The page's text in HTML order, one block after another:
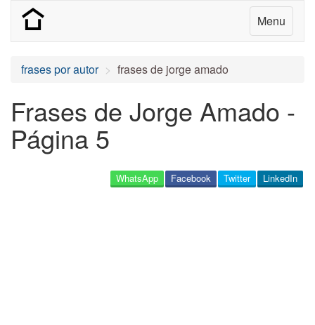
Menu
frases por autor frases de jorge amado
Frases de Jorge Amado -
Página 5
LinkedIn
Twitter
Facebook
WhatsApp